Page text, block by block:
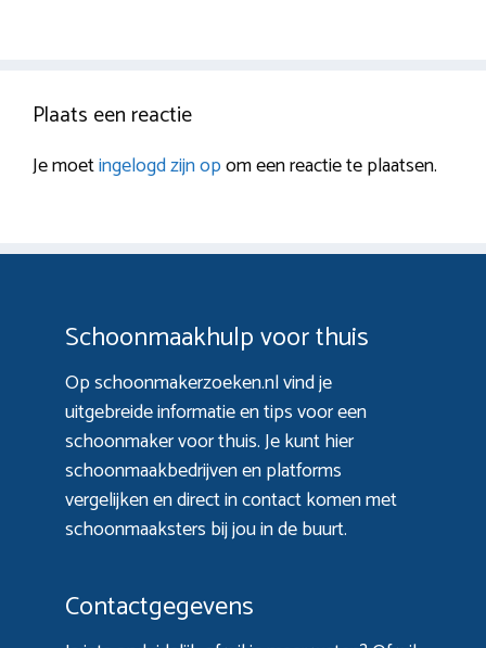
Plaats een reactie
Je moetingelogd zijn opom een reactie te plaatsen.
Schoonmaakhulp voor thuis
Op schoonmakerzoeken.nl vind je
uitgebreide informatie en tips voor een
schoonmaker voor thuis. Je kunt hier
schoonmaakbedrijven en platforms
vergelijken en direct in contact komen met
schoonmaaksters bij jou in de buurt.
Contactgegevens